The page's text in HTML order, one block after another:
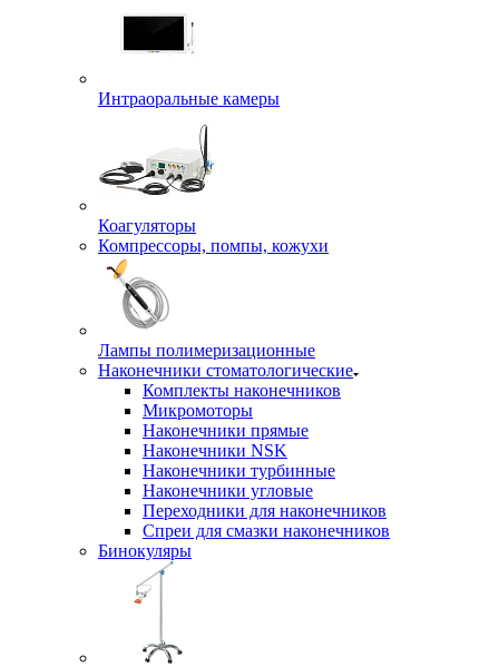
Интраоральные камеры
Коагуляторы
Компрессоры, помпы, кожухи
Лампы полимеризационные
Наконечники стоматологические
Комплекты наконечников
Микромоторы
Наконечники прямые
Наконечники NSK
Наконечники турбинные
Наконечники угловые
Переходники для наконечников
Спреи для смазки наконечников
Бинокуляры